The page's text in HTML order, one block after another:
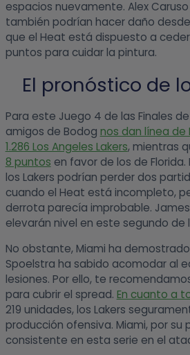
espacios nuevamente. Alex
también podrían hacer daño
que el Heat está dispuesto a
puntos para cuidar la pintura.
El pronóstico de
Para este Juego 4 de las Finales
amigos de Bodog nos dan línea de
1.286 Los Angeles Lakers, mientras
8 puntos en favor de los de Florida.
los Lakers podrían perder dos
cuando el Heat está incompleto,
derrota parecía improbable.
elevarán nivel en este segundo de
No obstante, Miami ha
Spoelstra ha sabido acomodar al
lesiones. Por ello, te
para cubrir el spread. En cuanto a
219 unidades, los Lakers
producción ofensiva. Miami, por su
consistente en esta serie en el